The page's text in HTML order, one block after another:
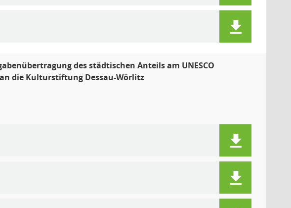
des städtischen Anteils am UNESCO
die Kulturstiftung Dessau-Wörlitz